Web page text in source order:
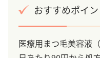
おすすめポイン
医療用まつ毛美容液